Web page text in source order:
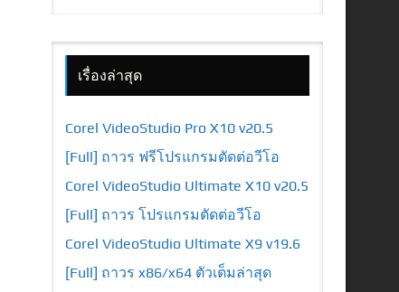
เรื่องล่าสุด
Corel VideoStudio Pro X10 v20.5
[Full] ถาวร ฟรีโปรแกรมตัดต่อวีโอ
Corel VideoStudio Ultimate X10 v20.5
[Full] ถาวร โปรแกรมตัดต่อวีโอ
Corel VideoStudio Ultimate X9 v19.6
[Full] ถาวร x86/x64 ตัวเต็มล่าสุด